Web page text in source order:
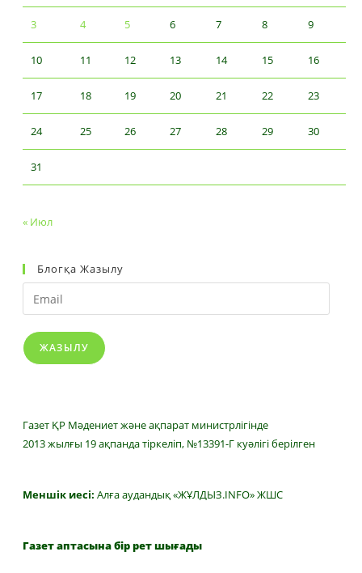
3 4 5 6 7 8 9
10 11 12 13 14 15 16
17 18 19 20 21 22 23
24 25 26 27 28 29 30
31
« Июл
Блогқа Жазылу
Email
ЖАЗЫЛУ
Газет ҚР Мәдениет және ақпарат министрлігінде
2013 жылғы 19 ақпанда тіркеліп, №13391-Г куәлігі берілген
Меншік иесі: Алға аудандық «ЖҰЛДЫЗ.INFO» ЖШС
Газет аптасына бір рет шығады